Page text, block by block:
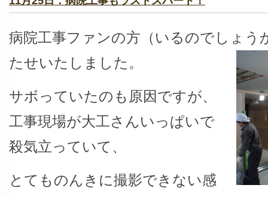
病院工事ファンの方（いるのでしょう
たせいたしました。
サボっていたのも原因ですが、
工事現場が大工さんいっぱいで
殺気立っていて、
とてものんきに撮影できない感